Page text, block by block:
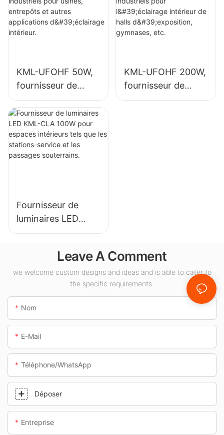
et autres
applications
d'éclairage
des usines,
gymnases, etc.
KML-UFOHF 50W,
fournisseur de
luminaires LED
industriels pour
usines, entrepôts
et autres
applications
KML-UFOHF 200W,
fournisseur de
luminaires LED
Fournisseur de
luminaires LED
KML-CLA 100W
intérieurs tels que
les stations-service
et les passages
souterrains.
Leave A Comment
we welcome custom designs and ideas and is able to cater to
the specific requirements.
Nom
E-Mail
Téléphone/WhatsApp
Déposer
Entreprise